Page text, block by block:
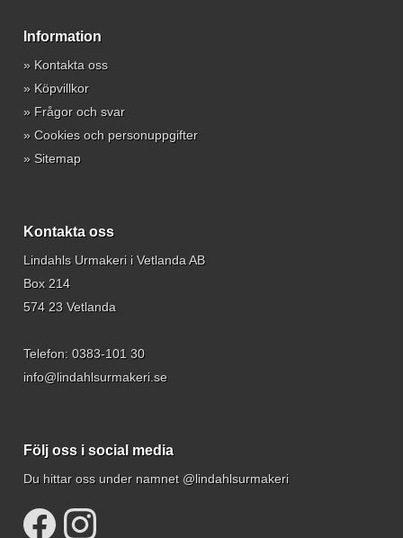
Information
» Kontakta oss
» Köpvillkor
» Frågor och svar
» Cookies och personuppgifter
» Sitemap
Kontakta oss
Lindahls Urmakeri i Vetlanda AB
Box 214
574 23 Vetlanda
Telefon: 0383-101 30
info@lindahlsurmakeri.se
Följ oss i social media
Du hittar oss under namnet @lindahlsurmakeri